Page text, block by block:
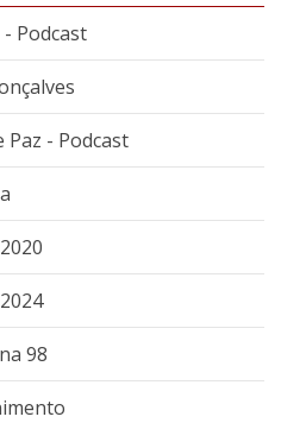
Podcast
Paz - Podcast
98